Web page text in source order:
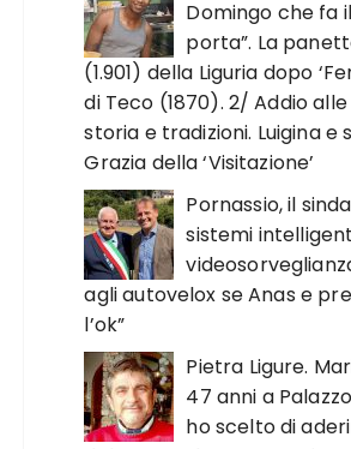
Domingo che fa
porta”. La
(1.901) della Liguria dopo
di Teco (1870). 2/ Addio
storia e tradizioni. Luigina e
Grazia della ‘Visitazione’
Pornassio, il
sistemi
agli autovelox se Anas e
l’ok”
Pietra Ligure.
47 anni a
ho scelto di